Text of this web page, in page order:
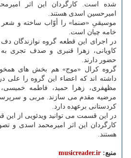
شده است. کارگردان این اثر
امیرحسین اسدی هستند.
موسیقیِ «صنما» را أوّاب ساخته و
خامه چیان است.
در اجرای این قطعه گروه نوازندگان
کاویانی، زهرا قنبری و صدف تجری
حضور دارند.
گروه کرال «موج» هم بخش های
داشته اند که اعضاء این گروه را علی
مظهفری، زهرا حمید، فاطمه
مرضیه مقدم می سازند. مربی و
کردستانی برعهده دارد.
در این قسمت می توانید ویدئویی از این
کارگردان این اثر امیرمحمد اسدی و
هستند.
منبع: musicreader.ir